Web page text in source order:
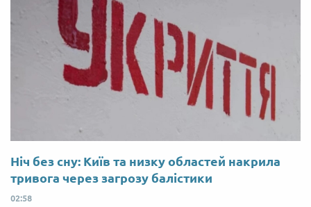
Ніч без сну: Київ та низку областей накрила
тривога через загрозу балістики
02:58